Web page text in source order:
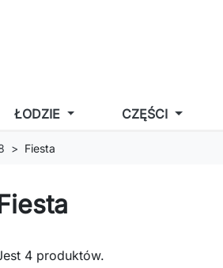
ŁODZIE CZĘŚCI
Fiesta
4 produktów.